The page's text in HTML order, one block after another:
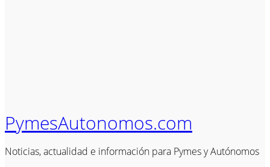
PymesAutonomos.com
Noticias, actualidad e información para Pymes y Autónomos